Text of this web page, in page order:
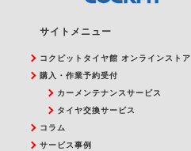
サイトメニュー
コクピットタイヤ館 オンラインストア
購入・作業予約受付
カーメンテナンスサービス
タイヤ交換サービス
コラム
サービス事例